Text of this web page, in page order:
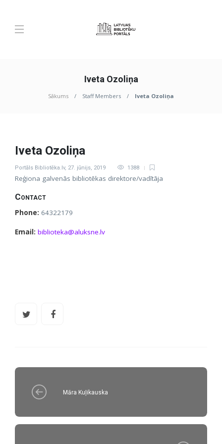
Iveta Ozoliņa
Sākums Staff Members Iveta Ozoliņa
Iveta Ozoliņa
Portāls Bibliotēka.lv, 27. jūnijs, 2019 1388
Reģiona galvenās bibliotēkas direktore/vadītāja
Contact
Phone: 64322179
Email: biblioteka@aluksne.lv
Māra Kuļikauska